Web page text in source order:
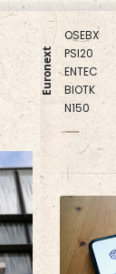
Euronext
OSEBX
PSI20
ENTEC
BIOTK
N150
AEX
BEL20